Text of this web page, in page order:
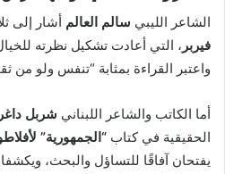
الشاعر الليبي سالم العالم أشار إلى
فيربر ، التي أعادت تشكيل نظرته
واعتبر القراءة بمثابة “تنفس ولو من
أما الكاتب والشاعر اللبناني شربل داغر
الحقيقية في كتاب “الجمهورية”
يفتحان آفاقًا للتساؤل والبحث،